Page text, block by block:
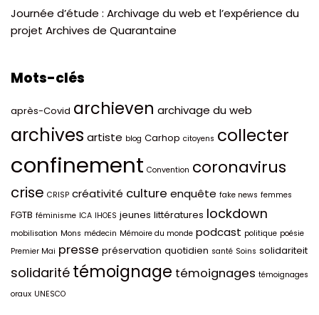
Journée d’étude : Archivage du web et l’expérience du
projet Archives de Quarantaine
Mots-clés
après-Covid archieven archivage du web
archives artiste blog Carhop citoyens collecter
confinement Convention coronavirus
crise CRISP créativité culture enquête fake news femmes
FGTB féminisme ICA IHOES jeunes littératures lockdown
mobilisation Mons médecin Mémoire du monde podcast politique poésie
Premier Mai presse préservation quotidien santé Soins solidariteit
solidarité témoignage témoignages témoignages
oraux UNESCO